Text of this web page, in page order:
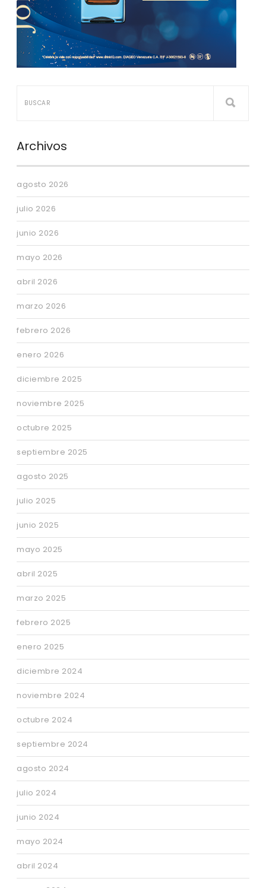
Archivos
agosto 2026
julio 2026
junio 2026
mayo 2026
abril 2026
marzo 2026
febrero 2026
enero 2026
diciembre 2025
noviembre 2025
octubre 2025
septiembre 2025
agosto 2025
julio 2025
junio 2025
mayo 2025
abril 2025
marzo 2025
febrero 2025
enero 2025
diciembre 2024
noviembre 2024
octubre 2024
septiembre 2024
agosto 2024
julio 2024
junio 2024
mayo 2024
abril 2024